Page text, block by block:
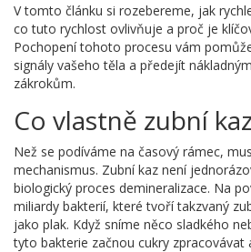
V tomto článku si rozebereme, jak
co tuto rychlost ovlivňuje a proč je
Pochopení tohoto procesu vám
signály vašeho těla a předejít
zákrokům.
Co vlastně zubní
Než se podíváme na časový rámec,
mechanismus. Zubní kaz není
biologický proces demineralizace. Na
miliardy bakterií, které tvoří takzvaný
jako plak. Když sníme něco sladkého
tyto bakterie začnou cukry zpracovávat